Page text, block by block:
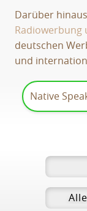
Darüber
Radiowerbung
deutschen
und
Native